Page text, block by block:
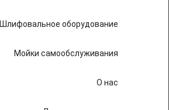
Шлифовальное оборудование
Мойки самообслуживания
О нас